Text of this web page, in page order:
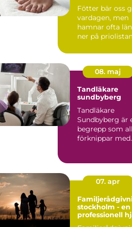
Fötter bär oss
vardagen, men
hamnar ofta
ner på
först när...
08. maj
Tandläkare
sundbyberg
Tandläkare
Sundbyberg är
begrepp som
förknippar med
07. apr
stockholm - en
professionell